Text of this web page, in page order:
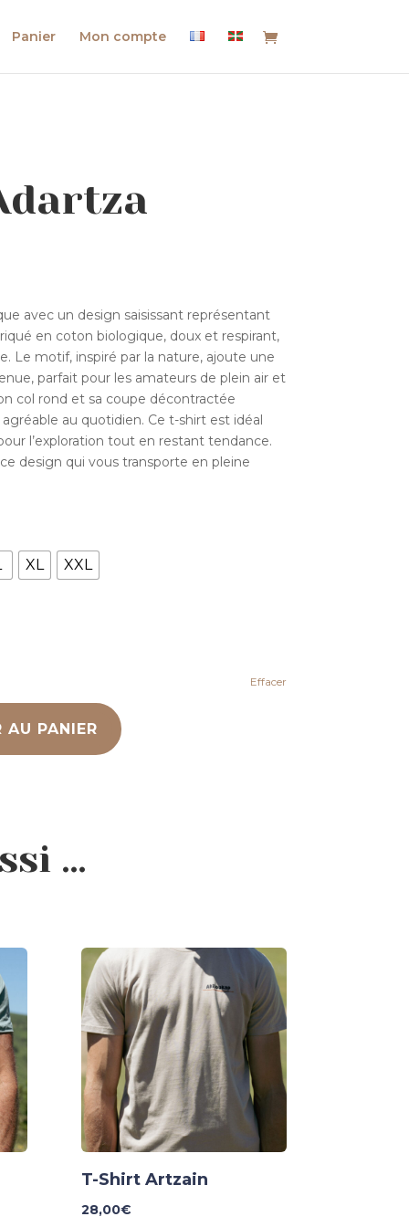
Panier Mon compte
:
avec un design saisissant représentant
en coton biologique, doux et respirant,
Le motif, inspiré par la nature, ajoute une
parfait pour les amateurs de plein air et
col rond et sa coupe décontractée
au quotidien. Ce t-shirt est idéal
l’exploration tout en restant tendance.
design qui vous transporte en pleine
XL XXL
Effacer
AU PANIER
…
T-Shirt Artzain
28,00€